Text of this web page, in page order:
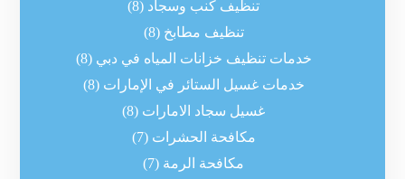
تنظيف كنب وسجاد (8)
تنظيف مطابخ (8)
خدمات تنظيف خزانات المياه في دبي (8)
خدمات غسيل الستائر في الإمارات (8)
غسيل سجاد الامارات (8)
مكافحة الحشرات (7)
مكافحة الرمة (7)